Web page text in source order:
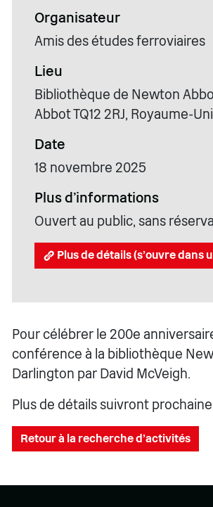
Organisateur
Amis des études ferroviaires
Lieu
Bibliothèque de Newton
Abbot TQ12 2RJ, Royaume-Uni
Date
18 novembre 2025
Plus d'informations
Ouvert au public, sans
Plus de détails (s'ouvre dans
Pour célébrer le 200e
conférence à la bibliothèque
Darlington par David McVeigh.
Plus de détails suivront
Retour à la recherche d'activités